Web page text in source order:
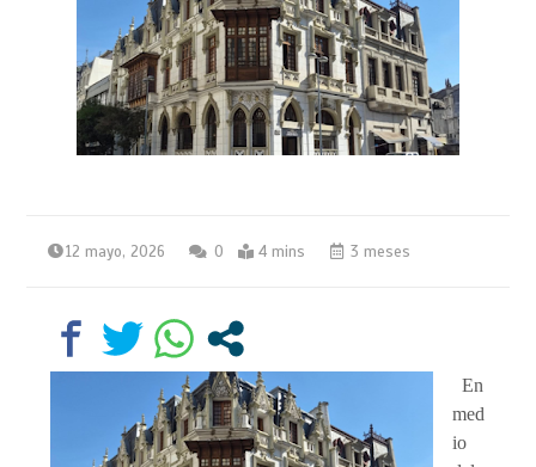
12 mayo, 2026 0 4 mins 3 meses
En
med
io